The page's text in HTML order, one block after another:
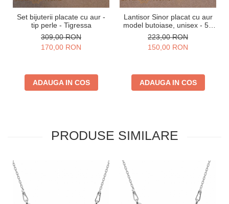
Set bijuterii placate cu aur -
tip perle - Tigressa
309,00 RON
170,00 RON
ADAUGA IN COS
Lantisor Sinor placat cu aur
model butoiase, unisex - 50
cm
223,00 RON
150,00 RON
ADAUGA IN COS
PRODUSE SIMILARE